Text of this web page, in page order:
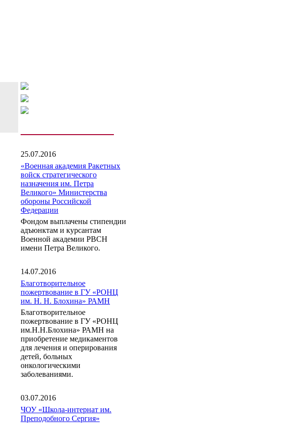
25.07.2016
«Военная академия Ракетных
войск стратегического
назначения им. Петра
Великого» Министерства
обороны Российской
Федерации
Фондом выплачены стипендии
адъюнктам и курсантам
Военной академии РВСН
имени Петра Великого.
14.07.2016
Благотворительное
пожертвование в ГУ «РОНЦ
им. Н. Н. Блохина» РАМН
Благотворительное
пожертвование в ГУ «РОНЦ
им.Н.Н.Блохина» РАМН на
приобретение медикаментов
для лечения и оперирования
детей, больных
онкологическими
заболеваниями.
03.07.2016
ЧОУ «Школа-интернат им.
Преподобного Сергия»